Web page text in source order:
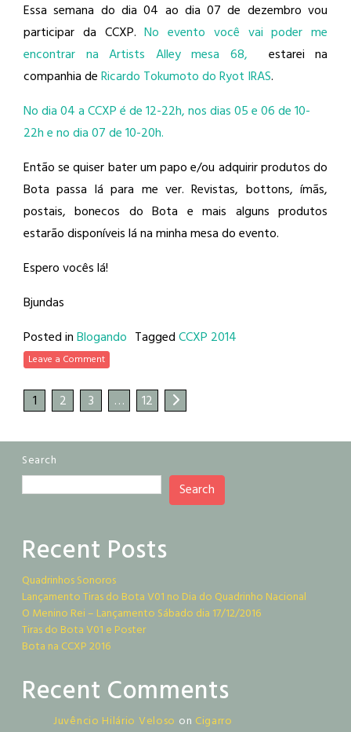
Essa semana do dia 04 ao dia 07 de dezembro vou
participar da CCXP.No evento você vai poder me
encontrar na Artists Alley mesa 68, estarei na
companhia deRicardo Tokumoto do Ryot IRAS.
No dia 04 a CCXP é de 12-22h, nos dias 05 e 06 de 10-
22h e no dia 07 de 10-20h.
Então se quiser bater um papo e/ou adquirir produtos do
Bota passa lá para me ver. Revistas, bottons, ímãs,
postais, bonecos do Bota e mais alguns produtos
estarão disponíveis lá na minha mesa do evento.
Espero vocês lá!
Bjundas
Posted inBlogando TaggedCCXP 2014
Leave a Comment
1 2 3 … 12
Search
Search
Recent Posts
Quadrinhos Sonoros
Lançamento Tiras do Bota V01 no Dia do Quadrinho Nacional
O Menino Rei – Lançamento Sábado dia 17/12/2016
Tiras do Bota V01 e Poster
Bota na CCXP 2016
Recent Comments
Juvêncio Hilário Veloso on Cigarro